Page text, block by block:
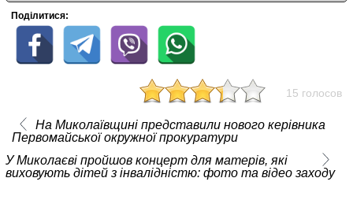
Поділитися:
15 голосов
На Миколаївщині представили нового керівника
Первомайської окружної прокуратури
У Миколаєві пройшов концерт для матерів, які
виховують дітей з інвалідністю: фото та відео заходу